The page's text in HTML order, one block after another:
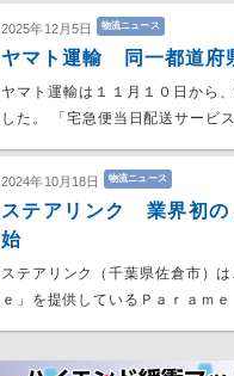
2025年12月5日 物流ニュース
ヤマト運輸 同一都道府
ヤマト運輸は１１月１０日から
した。 「宅急便当日配送サービ
2024年10月18日 物流ニュース
ステアリンク 業界初の
始
ステアリンク（千葉県佐倉市）
ｅ」を提供しているＰａｒａｍ